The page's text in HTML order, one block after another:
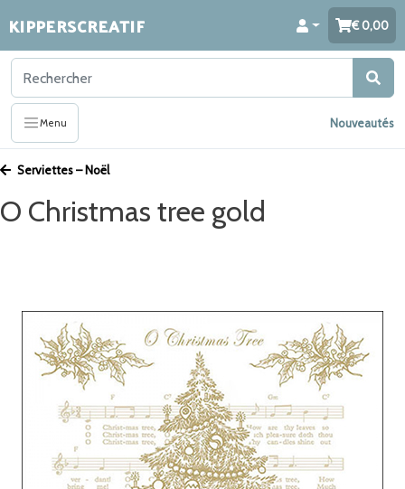
KIPPERSCREATIF 0,00
Menu Nouveautés
Serviettes – Noël
O Christmas tree gold